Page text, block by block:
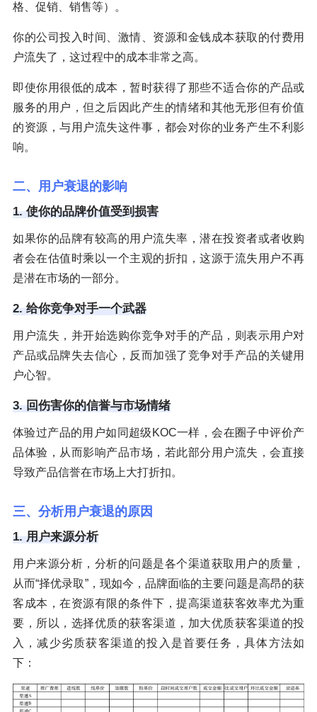
格、促销、销售等）。
你的公司投入时间、激情、资源和金钱成本获取的付费用
户流失了，这过程中的成本非常之高。
即使你用很低的成本，暂时获得了那些不适合你的产品或
服务的用户，但之后因此产生的情绪和其他无形但有价值
的资源，与用户流失这件事，都会对你的业务产生不利影
响。
二、用户衰退的影响
1. 使你的品牌价值受到损害
如果你的品牌有较高的用户流失率，潜在投资者或者收购
者会在估值时乘以一个主观的折扣，这源于流失用户不再
是潜在市场的一部分。
2. 给你竞争对手一个武器
用户流失，并开始选购你竞争对手的产品，则表示用户对
产品或品牌失去信心，反而加强了竞争对手产品的关键用
户心智。
3. 回伤害你的信誉与市场情绪
体验过产品的用户如同超级KOC一样，会在圈子中评价产
品体验，从而影响产品市场，若此部分用户流失，会直接
导致产品信誉在市场上大打折扣。
三、分析用户衰退的原因
1. 用户来源分析
用户来源分析，分析的问题是各个渠道获取用户的质量，
从而“择优录取”，现如今，品牌面临的主要问题是高昂的获
客成本，在资源有限的条件下，提高渠道获客效率尤为重
要，所以，选择优质的获客渠道，加大优质获客渠道的投
入，减少劣质获客渠道的投入是首要任务，具体方法如
下：